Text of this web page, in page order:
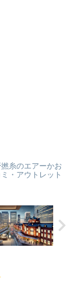
糸のエアーかお
・アウトレット